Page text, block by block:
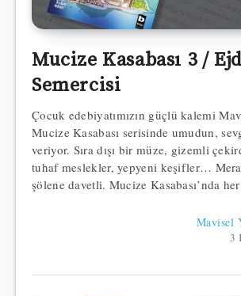
Mucize Kasabası 3 /
Semercisi
Çocuk edebiyatımızın güçlü kalemi
Mucize Kasabası serisinde umudun,
veriyor. Sıra dışı bir müze, gizemli
tuhaf meslekler, yepyeni keşifler…
şölene davetli. Mucize Kasabası’nda
Mavisel
3